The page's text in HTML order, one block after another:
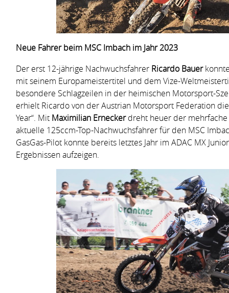
Neue Fahrer beim MSC Imbach im Jahr 2023
Der erst 12-jährige Nachwuchsfahrer Ricardo Bauer
mit seinem Europameistertitel und dem Vize-
besondere Schlagzeilen in der heimischen Motorsport-
erhielt Ricardo von der Austrian Motorsport Federation
Year“. Mit Maximilian Erneckerdreht heuer der mehrfache
aktuelle 125ccm-Top-Nachwuchsfahrer für den MSC
GasGas-Pilot konnte bereits letztes Jahr im ADAC MX
Ergebnissen aufzeigen.